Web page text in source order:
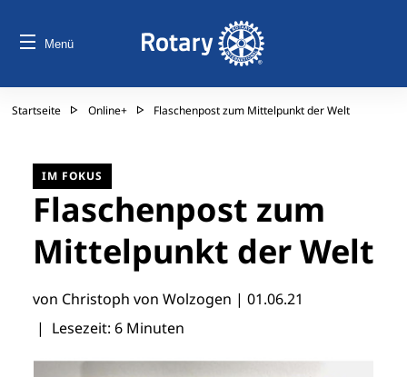
Menü
Startseite Online+ Flaschenpost zum Mittelpunkt der Welt
IM FOKUS
Flaschenpost zum
Mittelpunkt der Welt
von Christoph von Wolzogen | 01.06.21
| Lesezeit: 6 Minuten